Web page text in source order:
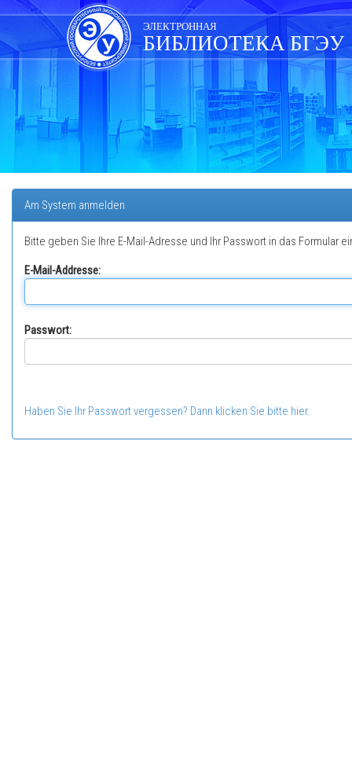
Skip
navigation
ЭЛЕКТРОННАЯ
БИБЛИОТЕКА БГЭУ
Am System anmelden
Bitte geben Sie Ihre E-Mail-Adresse und Ihr Passwort in das Formular
E-Mail-Addresse:
Passwort:
Haben Sie Ihr Passwort vergessen? Dann klicken Sie bitte hier.